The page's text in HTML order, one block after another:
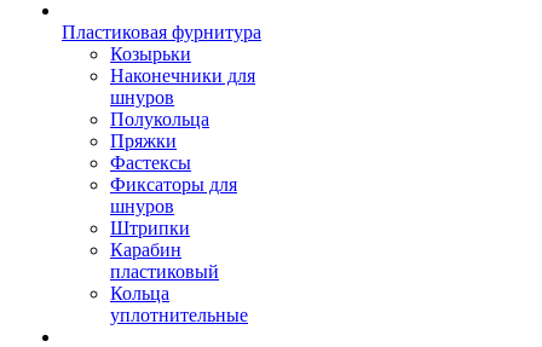
Пластиковая фурнитура
Козырьки
Наконечники для
шнуров
Полукольца
Пряжки
Фастексы
Фиксаторы для
шнуров
Штрипки
Карабин
пластиковый
Кольца
уплотнительные